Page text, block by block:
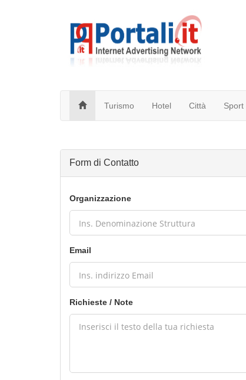
Turismo Hotel Città Sport
Form di Contatto
Organizzazione
Email
Richieste / Note